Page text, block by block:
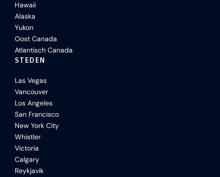
Hawaii
Alaska
Yukon
Oost Canada
Atlantisch Canada
STEDEN
Las Vegas
Vancouver
Los Angeles
San Francisco
New York City
Whistler
Victoria
Calgary
Reykjavik